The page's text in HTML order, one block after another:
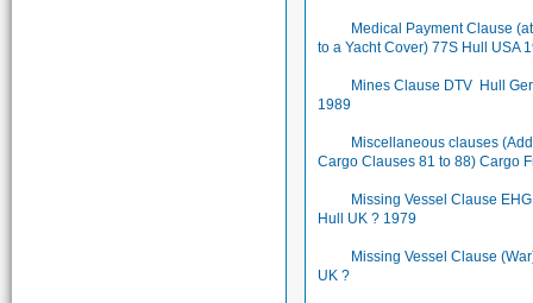
Medical Payment Clause
to a Yacht Cover) 77S Hull USA
Mines Clause DTV Hull
1989
Miscellaneous clauses
Cargo Clauses 81 to 88) Cargo
Missing Vessel Clause
Hull UK ? 1979
Missing Vessel Clause
UK ?